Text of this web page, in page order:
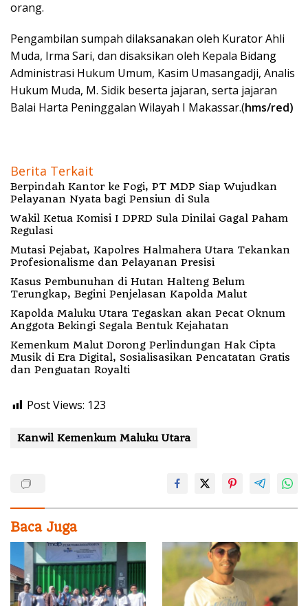
orang.
Pengambilan sumpah dilaksanakan oleh Kurator Ahli
Muda, Irma Sari, dan disaksikan oleh Kepala Bidang
Administrasi Hukum Umum, Kasim Umasangadji, Analis
Hukum Muda, M. Sidik beserta jajaran, serta jajaran
Balai Harta Peninggalan Wilayah I Makassar.(hms/red)
Berita Terkait
Berpindah Kantor ke Fogi, PT MDP Siap Wujudkan
Pelayanan Nyata bagi Pensiun di Sula
Wakil Ketua Komisi I DPRD Sula Dinilai Gagal Paham
Regulasi
Mutasi Pejabat, Kapolres Halmahera Utara Tekankan
Profesionalisme dan Pelayanan Presisi
Kasus Pembunuhan di Hutan Halteng Belum
Terungkap, Begini Penjelasan Kapolda Malut
Kapolda Maluku Utara Tegaskan akan Pecat Oknum
Anggota Bekingi Segala Bentuk Kejahatan
Kemenkum Malut Dorong Perlindungan Hak Cipta
Musik di Era Digital, Sosialisasikan Pencatatan Gratis
dan Penguatan Royalti
Post Views: 123
Kanwil Kemenkum Maluku Utara
Baca Juga